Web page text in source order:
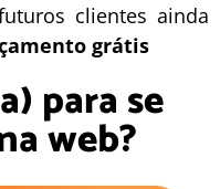
clientes ainda
grátis
para se
web?